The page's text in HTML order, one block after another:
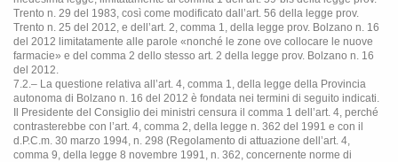
Trento n. 29 del 1983, così come modificato dall’art. 56 della legge prov.
Trento n. 25 del 2012, e dell’art. 2, comma 1, della legge prov. Bolzano n. 16
del 2012 limitatamente alle parole «nonché le zone ove collocare le nuove
farmacie» e del comma 2 dello stesso art. 2 della legge prov. Bolzano n. 16
del 2012.
7.2.– La questione relativa all’art. 4, comma 1, della legge della Provincia
autonoma di Bolzano n. 16 del 2012 è fondata nei termini di seguito indicati.
Il Presidente del Consiglio dei ministri censura il comma 1 dell’art. 4, perché
contrasterebbe con l’art. 4, comma 2, della legge n. 362 del 1991 e con il
d.P.C.m. 30 marzo 1994, n. 298 (Regolamento di attuazione dell’art. 4,
comma 9, della legge 8 novembre 1991, n. 362, concernente norme di